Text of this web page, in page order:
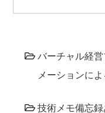
バーチャル経
メーションに
技術メモ備忘録